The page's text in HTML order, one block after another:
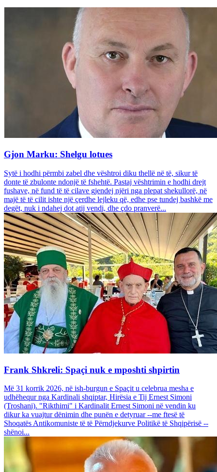
Gjon Marku: Shelgu lotues
Sytë i hodhi përmbi zabel dhe vështroi diku thellë në të, sikur të
donte të zbulonte ndonjë të fshehtë. Pastaj vështrimin e hodhi drejt
fushave, në fund të të cilave gjendej njëri nga plepat shekullorë, në
majë të të cilit ishte një çerdhe lejleku që, edhe pse tundej bashkë me
degët, nuk i ndahej dot atij vendi, dhe çdo pranverë...
Frank Shkreli: Spaçi nuk e mposhti shpirtin
Më 31 korrik 2026, në ish-burgun e Spaçit u celebrua mesha e
udhëhequr nga Kardinali shqiptar, Hirësia e Tij Ernest Simoni
(Troshani). "Rikthimi" i Kardinalit Ernest Simoni në vendin ku
dikur ka vuajtur dënimin dhe punën e detyruar --me ftesë të
Shoqatës Antikomuniste të të Përndjekurve Politikë të Shqipërisë --
shënoi...